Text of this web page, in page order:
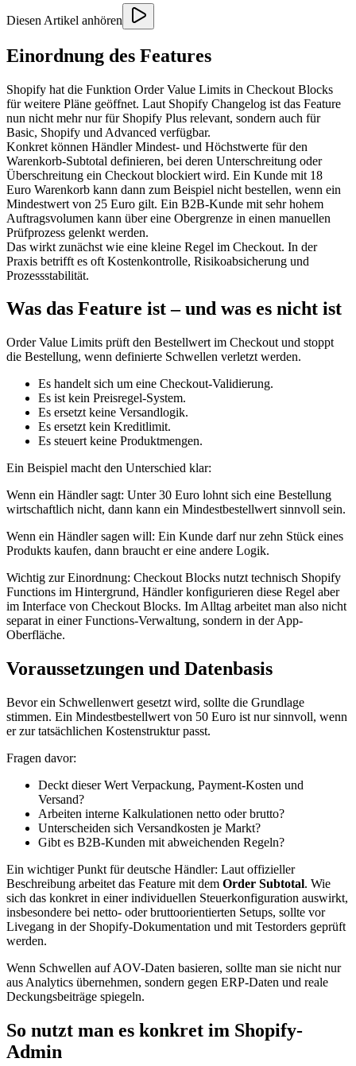
Diesen Artikel anhören
Einordnung des Features
Shopify hat die Funktion Order Value Limits in Checkout Blocks
für weitere Pläne geöffnet. Laut Shopify Changelog ist das Feature
nun nicht mehr nur für Shopify Plus relevant, sondern auch für
Basic, Shopify und Advanced verfügbar.
Konkret können Händler Mindest- und Höchstwerte für den
Warenkorb-Subtotal definieren, bei deren Unterschreitung oder
Überschreitung ein Checkout blockiert wird. Ein Kunde mit 18
Euro Warenkorb kann dann zum Beispiel nicht bestellen, wenn ein
Mindestwert von 25 Euro gilt. Ein B2B-Kunde mit sehr hohem
Auftragsvolumen kann über eine Obergrenze in einen manuellen
Prüfprozess gelenkt werden.
Das wirkt zunächst wie eine kleine Regel im Checkout. In der
Praxis betrifft es oft Kostenkontrolle, Risikoabsicherung und
Prozessstabilität.
Was das Feature ist – und was es nicht ist
Order Value Limits prüft den Bestellwert im Checkout und stoppt
die Bestellung, wenn definierte Schwellen verletzt werden.
Es handelt sich um eine Checkout-Validierung.
Es ist kein Preisregel-System.
Es ersetzt keine Versandlogik.
Es ersetzt kein Kreditlimit.
Es steuert keine Produktmengen.
Ein Beispiel macht den Unterschied klar:
Wenn ein Händler sagt: Unter 30 Euro lohnt sich eine Bestellung
wirtschaftlich nicht, dann kann ein Mindestbestellwert sinnvoll sein.
Wenn ein Händler sagen will: Ein Kunde darf nur zehn Stück eines
Produkts kaufen, dann braucht er eine andere Logik.
Wichtig zur Einordnung: Checkout Blocks nutzt technisch Shopify
Functions im Hintergrund, Händler konfigurieren diese Regel aber
im Interface von Checkout Blocks. Im Alltag arbeitet man also nicht
separat in einer Functions-Verwaltung, sondern in der App-
Oberfläche.
Voraussetzungen und Datenbasis
Bevor ein Schwellenwert gesetzt wird, sollte die Grundlage
stimmen. Ein Mindestbestellwert von 50 Euro ist nur sinnvoll, wenn
er zur tatsächlichen Kostenstruktur passt.
Fragen davor:
Deckt dieser Wert Verpackung, Payment-Kosten und
Versand?
Arbeiten interne Kalkulationen netto oder brutto?
Unterscheiden sich Versandkosten je Markt?
Gibt es B2B-Kunden mit abweichenden Regeln?
Ein wichtiger Punkt für deutsche Händler: Laut offizieller
Beschreibung arbeitet das Feature mit dem Order Subtotal. Wie
sich das konkret in einer individuellen Steuerkonfiguration auswirkt,
insbesondere bei netto- oder bruttoorientierten Setups, sollte vor
Livegang in der Shopify-Dokumentation und mit Testorders geprüft
werden.
Wenn Schwellen auf AOV-Daten basieren, sollte man sie nicht nur
aus Analytics übernehmen, sondern gegen ERP-Daten und reale
Deckungsbeiträge spiegeln.
So nutzt man es konkret im Shopify-
Admin